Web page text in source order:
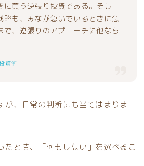
に買う逆張り投資である。そし
略も、みなが急いでいるときに急
で、逆張りのアプローチに他なら
資術
が、日常の判断にも当てはまりま
たとき、「何もしない」を選べるこ